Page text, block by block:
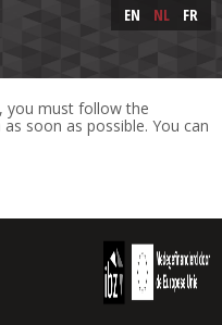
EN NL FR
you must follow the
soon as possible. You can